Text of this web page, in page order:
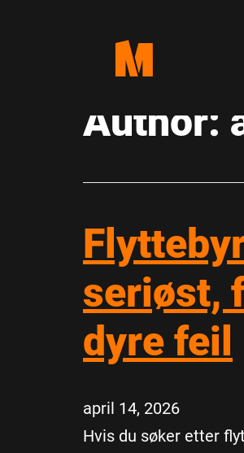
Author:
seriøst,
dyre feil
april 14, 2026
Hvis du søker etter